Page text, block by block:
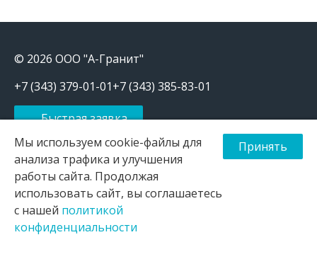
© 2026 ООО "А-Гранит"
+7 (343) 379-01-01+7 (343) 385-83-01
Быстрая заявка
Щебень, отсев, песок, ПЩС продажа и доставка в Екатеринбурге
и Свердловской области
Информация на сайте носит исключительно информационный
характер и не является публичной офертой, определяемой
положениями ст. 437 ГК РФ
Политика конфиденциальности
персональных данных
Мы используем cookie-файлы для
анализа трафика и улучшения
работы сайта. Продолжая
использовать сайт, вы соглашаетесь
с нашей политикой
конфиденциальности
Принять